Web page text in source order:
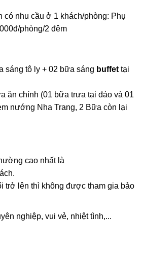
có nhu cầu ở 1 khách/phòng: Phụ
phòng/2 đêm
sáng tô ly + 02 bữa sáng buffet tại
ăn chính (01 bữa trưa tại đảo và 01
nướng Nha Trang, 2 Bữa còn lại
cao nhất là
trở lên thì không được tham gia bảo
nghiệp, vui vẻ, nhiệt tình,...